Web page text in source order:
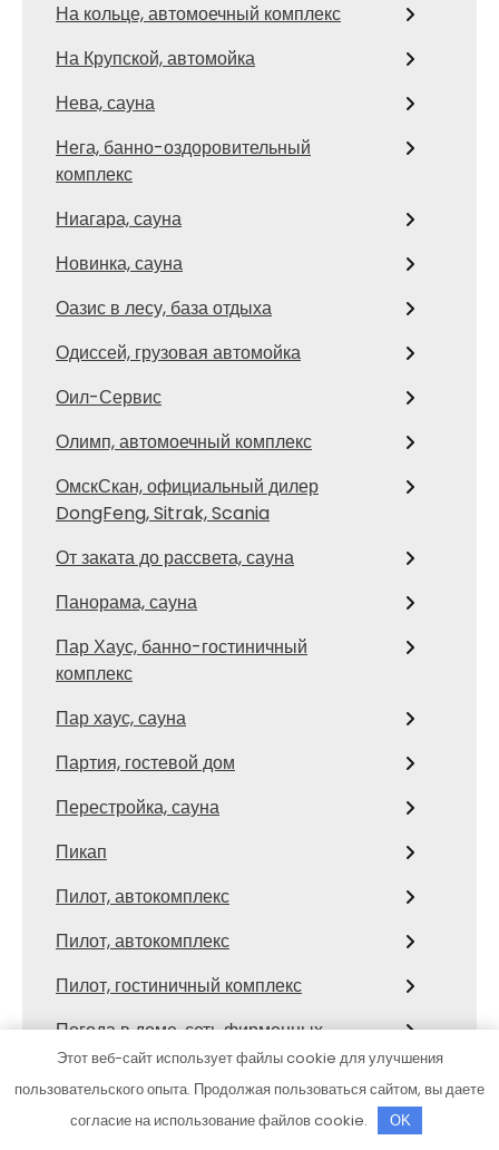
На кольце, автомоечный комплекс
На Крупской, автомойка
Нева, сауна
Нега, банно-оздоровительный
комплекс
Ниагара, сауна
Новинка, сауна
Оазис в лесу, база отдыха
Одиссей, грузовая автомойка
Оил-Сервис
Олимп, автомоечный комплекс
ОмскСкан, официальный дилер
DongFeng, Sitrak, Scania
От заката до рассвета, сауна
Панорама, сауна
Пар Хаус, банно-гостиничный
комплекс
Пар хаус, сауна
Партия, гостевой дом
Перестройка, сауна
Пикап
Пилот, автокомплекс
Пилот, автокомплекс
Пилот, гостиничный комплекс
Погода в доме, сеть фирменных
офисов продаж
Политика конфиденциальности
Этот веб-сайт использует файлы cookie для улучшения
пользовательского опыта. Продолжая пользоваться сайтом, вы даете
согласие на использование файлов cookie.
OK